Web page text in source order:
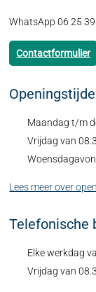
WhatsApp 06 25
Contactformulier
Maandag t/m
Vrijdag van
Lees meer over
Telefonische
Elke werkdag
Vrijdag van